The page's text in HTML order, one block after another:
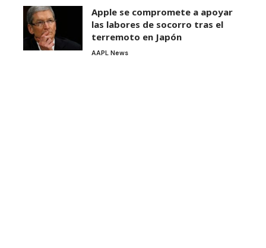
Apple se compromete a apoyar
las labores de socorro tras el
terremoto en Japón
AAPL News